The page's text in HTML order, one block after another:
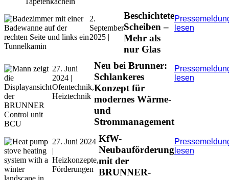
2.
September
2025 |
Beschichtete
Scheiben –
Mehr als
nur Glas
lesen
27. Juni
2024 |
Ofentechnik,
Heiztechnik
Neu bei Brunner:
Schlankeres
Konzept für
modernes Wärme-
und
Strommanagement
lesen
27. Juni 2024
|
Heizkonzepte,
Förderungen
KfW-
Neubauförderung
mit der
BRUNNER-
lesen